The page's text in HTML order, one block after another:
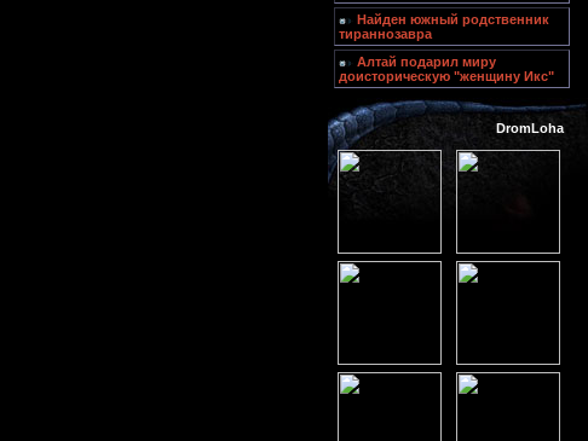
Найден южный родственник
тираннозавра
Алтай подарил миру
доисторическую "женщину Икс"
DromLoha